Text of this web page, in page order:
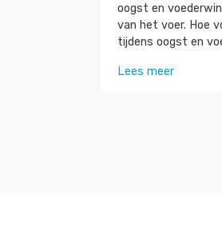
oogst en
van het voer. Hoe
tijdens oogst en
Lees meer